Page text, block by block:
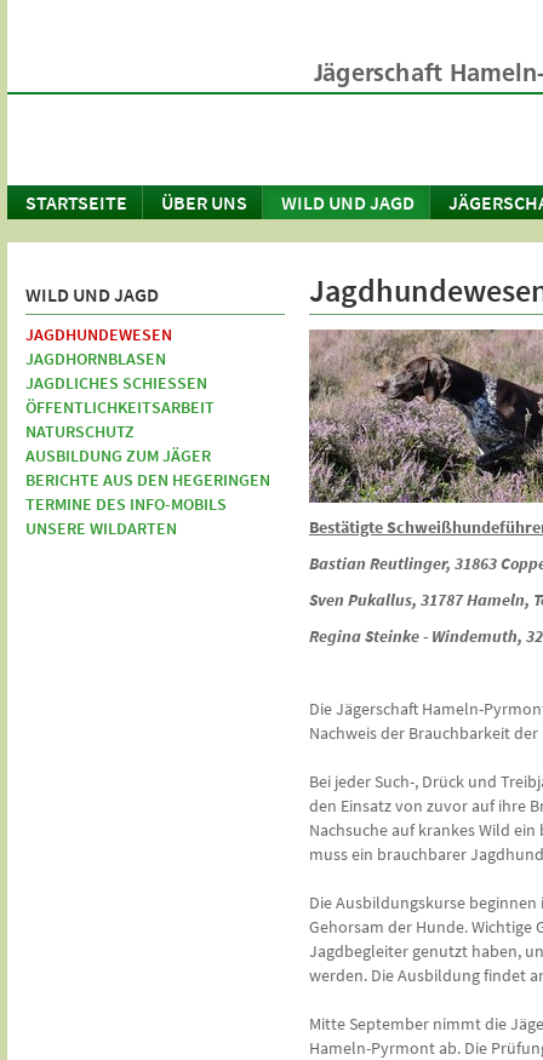
STARTSEITE ÜBER UNS WILD UND JAGD
WILD UND JAGD
JAGDHUNDEWESEN
JAGDHORNBLASEN
JAGDLICHES SCHIESSEN
ÖFFENTLICHKEITSARBEIT
NATURSCHUTZ
AUSBILDUNG ZUM JÄGER
BERICHTE AUS DEN HEGERINGEN
TERMINE DES INFO-MOBILS
UNSERE WILDARTEN
Bestätigte
Bastian Reutlinger, 31863
Sven Pukallus, 31787 Hameln,
Regina Steinke - Windemuth,
Die Jägerschaft Hameln-
Nachweis der Brauchbarkeit
Bei jeder Such-, Drück und
den Einsatz von zuvor auf ihre
Nachsuche auf krankes Wild
muss ein brauchbarer
Die Ausbildungskurse
Gehorsam der Hunde. Wichtige
Jagdbegleiter genutzt haben,
werden. Die Ausbildung findet
Mitte September nimmt die
Hameln-Pyrmont ab. Die